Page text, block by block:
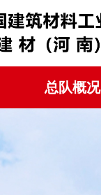
总队概况